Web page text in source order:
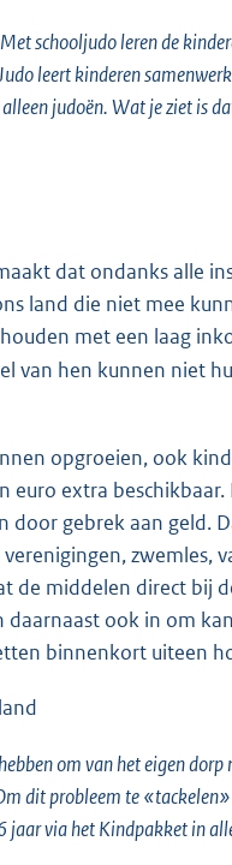
schooljudo leren de
leert kinderen
judoën. Wat je ziet is
dat ondanks alle
land die niet mee
met een laag
van hen kunnen niet
opgroeien, ook
extra
gebrek aan geld.
zwemles,
de middelen direct bij
ook in om
binnenkort uiteen
om van het eigen
dit probleem te
jaar via het Kindpakket in